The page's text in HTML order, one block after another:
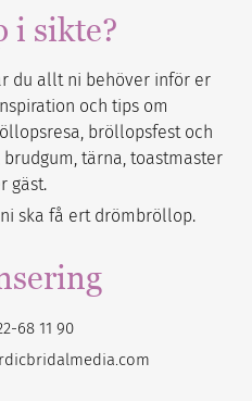
i sikte?
du allt ni behöver inför er
och tips om
bröllopsfest och
tärna, toastmaster
gäst.
ska få ert drömbröllop.
68 11 90